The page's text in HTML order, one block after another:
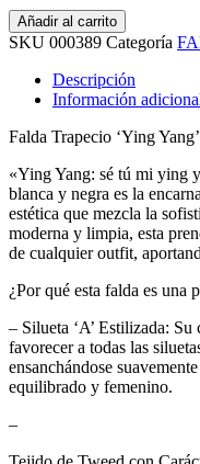
Añadir al carrito
SKU 000389 Categoría
Descripción
Información
Falda Trapecio ‘Ying
«Ying Yang: sé tú mi ying
blanca y negra es la
estética que mezcla la
moderna y limpia, esta
de cualquier outfit,
¿Por qué esta falda es una
– Silueta ‘A’ Estilizada:
favorecer a todas las
ensanchándose
equilibrado y femenino.
–